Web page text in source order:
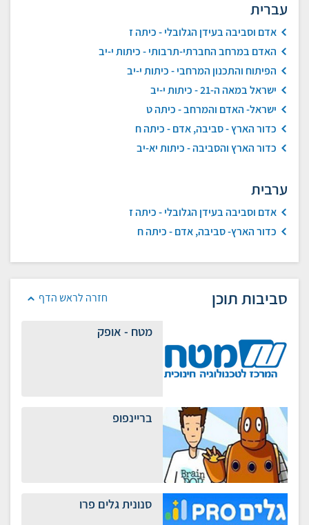
עברית
אדם וסביבה בעידן הגלובלי - כיתה ז
האדם במרחב החברתי-תרבותי - כיתות י-יב
הפיתוח והתכנון המרחבי - כיתות י-יב
ישראל במאה ה-21 - כיתות י-יב
ישראל- האדם והמרחב - כיתה ט
כדור הארץ - סביבה, אדם - כיתה ח
כדור הארץ והסביבה - כיתות יא-יב
ערבית
אדם וסביבה בעידן הגלובלי - כיתה ז
כדור הארץ- סביבה, אדם - כיתה ח
חזרה לראש הדף סביבות תוכן
מטח - אופק
בריינפופ
סנונית גלים פרו